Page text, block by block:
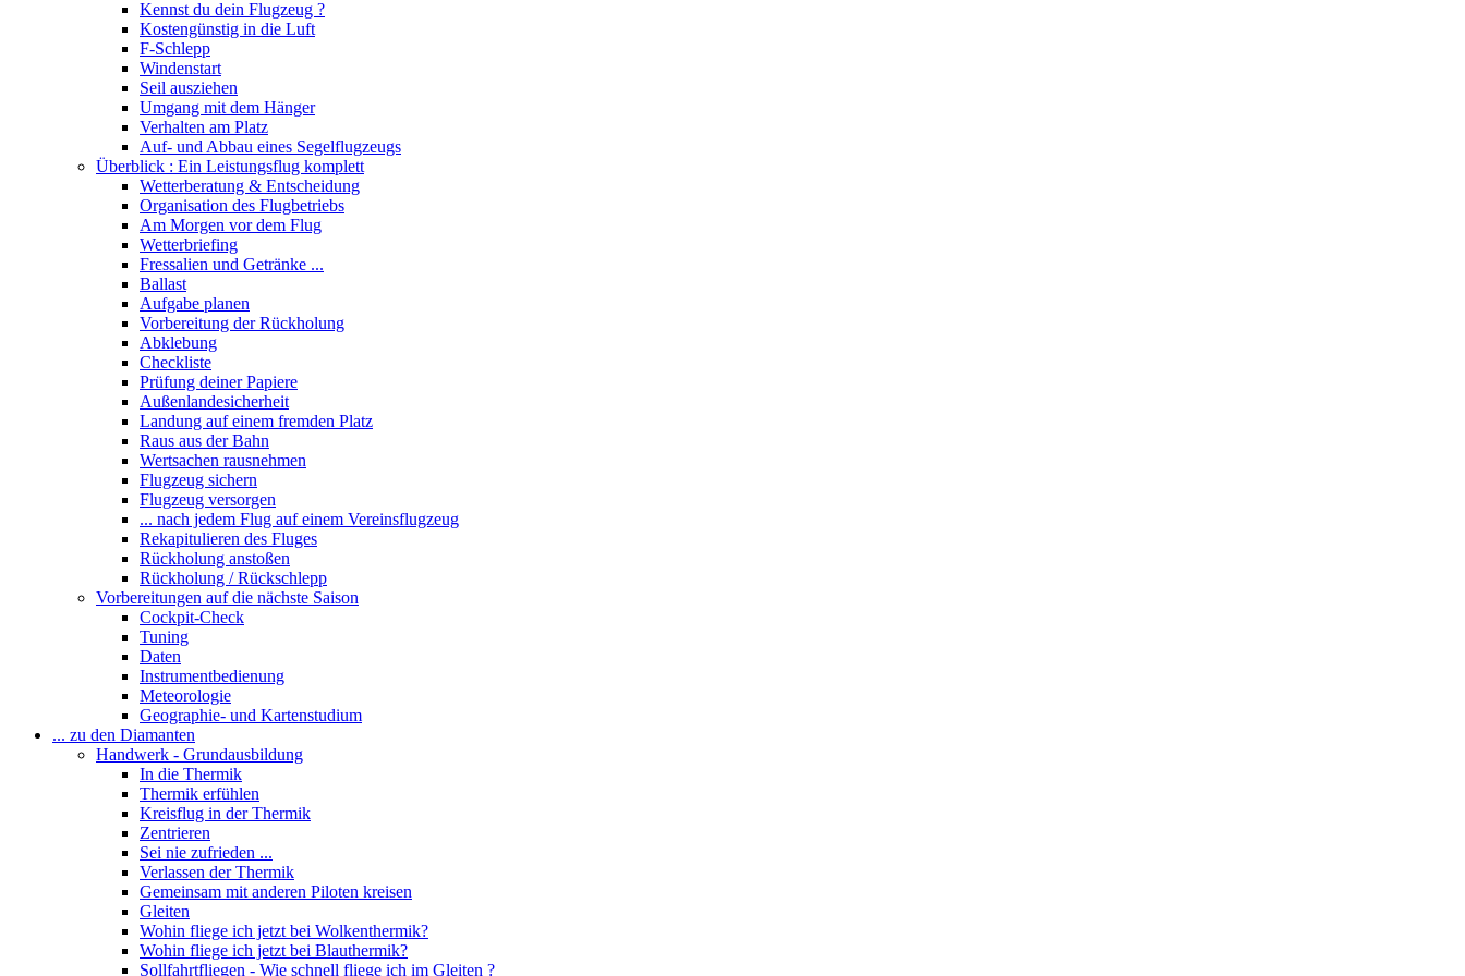
Kennst du dein Flugzeug ?
Kostengünstig in die Luft
F-Schlepp
Windenstart
Seil ausziehen
Umgang mit dem Hänger
Verhalten am Platz
Auf- und Abbau eines Segelflugzeugs
Überblick : Ein Leistungsflug komplett
Wetterberatung & Entscheidung
Organisation des Flugbetriebs
Am Morgen vor dem Flug
Wetterbriefing
Fressalien und Getränke ...
Ballast
Aufgabe planen
Vorbereitung der Rückholung
Abklebung
Checkliste
Prüfung deiner Papiere
Außenlandesicherheit
Landung auf einem fremden Platz
Raus aus der Bahn
Wertsachen rausnehmen
Flugzeug sichern
Flugzeug versorgen
... nach jedem Flug auf einem Vereinsflugzeug
Rekapitulieren des Fluges
Rückholung anstoßen
Rückholung / Rückschlepp
Vorbereitungen auf die nächste Saison
Cockpit-Check
Tuning
Daten
Instrumentbedienung
Meteorologie
Geographie- und Kartenstudium
... zu den Diamanten
Handwerk - Grundausbildung
In die Thermik
Thermik erfühlen
Kreisflug in der Thermik
Zentrieren
Sei nie zufrieden ...
Verlassen der Thermik
Gemeinsam mit anderen Piloten kreisen
Gleiten
Wohin fliege ich jetzt bei Wolkenthermik?
Wohin fliege ich jetzt bei Blauthermik?
Sollfahrtfliegen - Wie schnell fliege ich im Gleiten ?